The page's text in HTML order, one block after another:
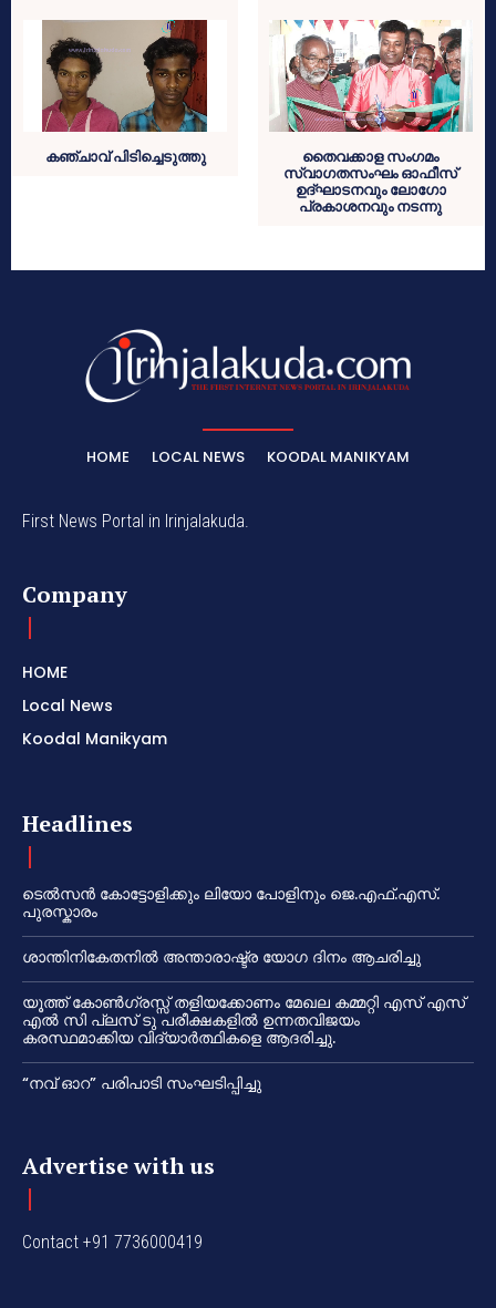
കഞ്ചാവ് പിടിച്ചെടുത്തു തൈവക്കാള സംഗമം
സ്വാഗതസംഘം ഓഫീസ്
ഉദ്ഘാടനവും ലോഗോ
പ്രകാശനവും നടന്നു
HOME LOCAL NEWS KOODAL MANIKYAM
First News Portal in Irinjalakuda.
Company
HOME
Local News
Koodal Manikyam
Headlines
ടെൽസൻ കോട്ടോളിക്കും ലിയോ പോളിനും ജെ.എഫ്.എസ്.
പുരസ്കാരം
ശാന്തിനികേതനിൽ അന്താരാഷ്ട്ര യോഗ ദിനം ആചരിച്ചു
യൂത്ത് കോൺഗ്രസ്സ് തളിയക്കോണം മേഖല കമ്മറ്റി എസ് എസ്
എൽ സി പ്ലസ് ടു പരീക്ഷകളിൽ ഉന്നതവിജയം
കരസ്ഥമാക്കിയ വിദ്യാർത്ഥികളെ ആദരിച്ചു.
“നവ് ഓറ” പരിപാടി സംഘടിപ്പിച്ചു
Advertise with us
Contact +91 7736000419